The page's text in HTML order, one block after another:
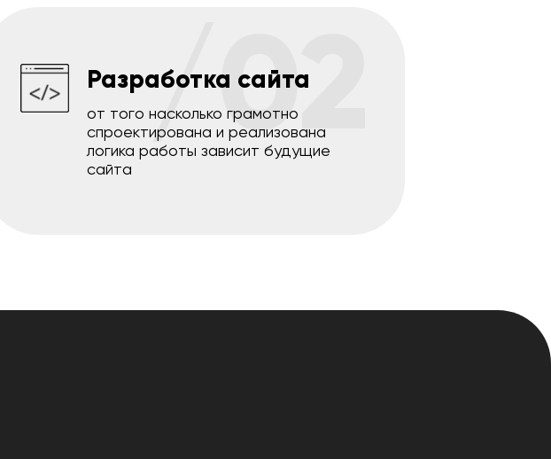
/02
Разработка сайта
от того насколько грамотно
спроектирована и реализована
логика работы зависит будущие
сайта